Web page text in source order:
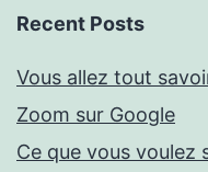
Recent Posts
Vous allez tout
Zoom sur Google
Ce que vous voulez